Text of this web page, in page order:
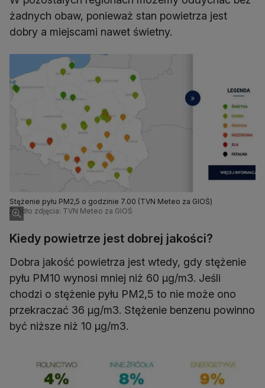
żadnych obaw, ponieważ stan powietrza jest
dobry a miejscami nawet świetny.
Stężenie pyłu PM2,5 o godzinie 7.00 (TVN Meteo za GIOŚ)
Źródło zdjęcia: TVN Meteo za GIOŚ
Kiedy powietrze jest dobrej jakości?
Dobra jakość powietrza jest wtedy, gdy stężenie
pyłu PM10 wynosi mniej niż 60 µg/m3. Jeśli
chodzi o stężenie pyłu PM2,5 to nie może ono
przekraczać 36 µg/m3. Stężenie benzenu powinno
być niższe niż 10 µg/m3.